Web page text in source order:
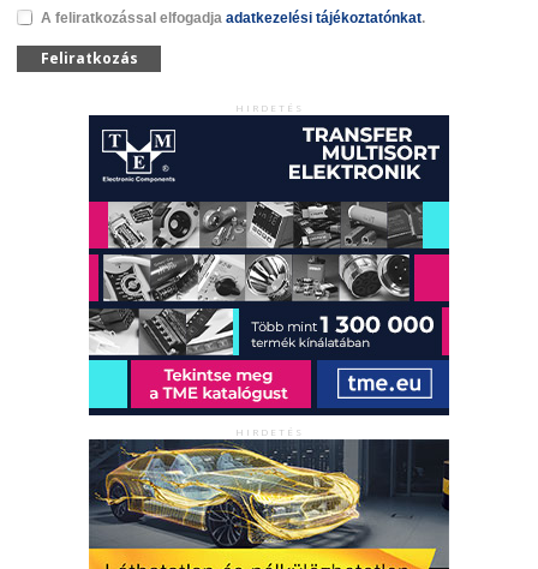
A feliratkozással elfogadja adatkezelési tájékoztatónkat.
Feliratkozás
HIRDETÉS
HIRDETÉS